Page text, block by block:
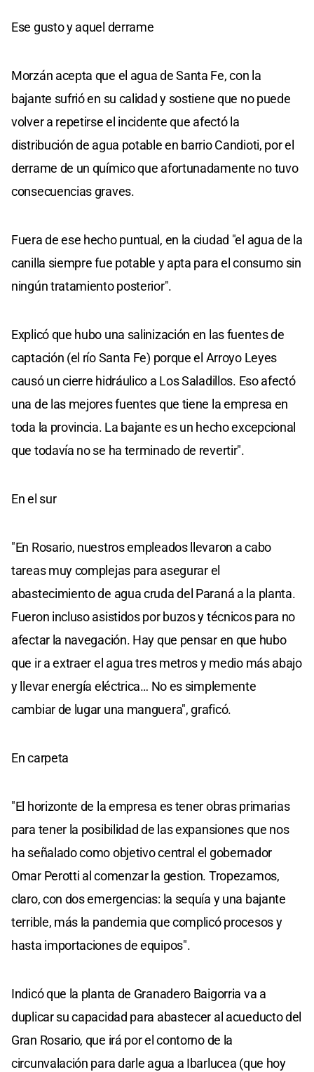
Ese gusto y aquel derrame
Morzán acepta que el agua de Santa Fe, con la
bajante sufrió en su calidad y sostiene que no puede
volver a repetirse el incidente que afectó la
distribución de agua potable en barrio Candioti, por el
derrame de un químico que afortunadamente no tuvo
consecuencias graves.
Fuera de ese hecho puntual, en la ciudad "el agua de la
canilla siempre fue potable y apta para el consumo sin
ningún tratamiento posterior".
Explicó que hubo una salinización en las fuentes de
captación (el río Santa Fe) porque el Arroyo Leyes
causó un cierre hidráulico a Los Saladillos. Eso afectó
una de las mejores fuentes que tiene la empresa en
toda la provincia. La bajante es un hecho excepcional
que todavía no se ha terminado de revertir".
En el sur
"En Rosario, nuestros empleados llevaron a cabo
tareas muy complejas para asegurar el
abastecimiento de agua cruda del Paraná a la planta.
Fueron incluso asistidos por buzos y técnicos para no
afectar la navegación. Hay que pensar en que hubo
que ir a extraer el agua tres metros y medio más abajo
y llevar energía eléctrica… No es simplemente
cambiar de lugar una manguera", graficó.
En carpeta
"El horizonte de la empresa es tener obras primarias
para tener la posibilidad de las expansiones que nos
ha señalado como objetivo central el gobernador
Omar Perotti al comenzar la gestion. Tropezamos,
claro, con dos emergencias: la sequía y una bajante
terrible, más la pandemia que complicó procesos y
hasta importaciones de equipos".
Indicó que la planta de Granadero Baigorria va a
duplicar su capacidad para abastecer al acueducto del
Gran Rosario, que irá por el contorno de la
circunvalación para darle agua a Ibarlucea (que hoy